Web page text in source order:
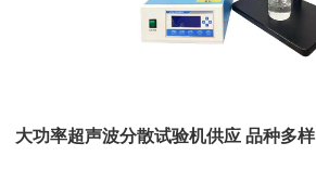
大功率超声波分散试验机供应 品种多样